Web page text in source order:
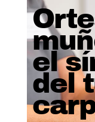
el
del